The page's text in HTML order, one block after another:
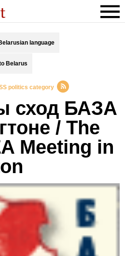
language
Belarus
politics category
сход БАЗА
/ The
Meeting in